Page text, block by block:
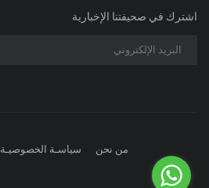
اشترك في صحيفتنا الإخبارية
من نحن سياسـة الخصوصيـة